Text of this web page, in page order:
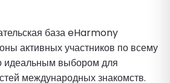
база eHarmony
активных участников по всему
идеальным выбором для
международных знакомств.